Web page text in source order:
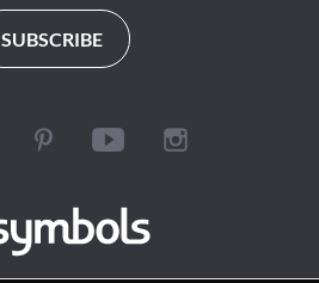
SUBSCRIBE